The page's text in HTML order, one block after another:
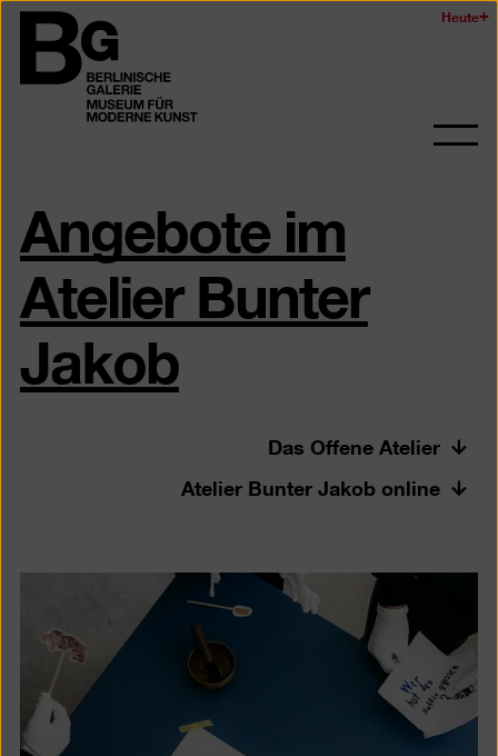
Zum
Seiteninhalt
springen
Berlinischen
Galerie
Heute
Angebote im
Atelier Bunter
Jakob
Das Offene Atelier
Atelier Bunter Jakob online